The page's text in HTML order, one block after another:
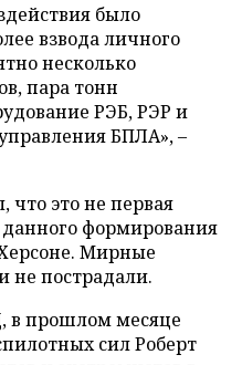
было
взвода личного
несколько
пара тонн
РЭБ, РЭР и
БПЛА», –
это не первая
формирования
Мирные
не пострадали.
в прошлом месяце
сил Роберт